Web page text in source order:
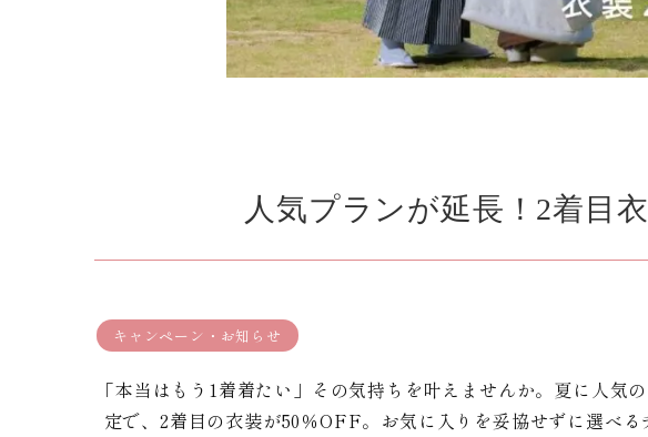
人気プランが延長！2着目
キャンペーン・お知らせ
「本当はもう1着着たい」その気持ちを叶えませんか。夏に人
定で、2着目の衣装が50％OFF。お気に入りを妥協せずに選べ